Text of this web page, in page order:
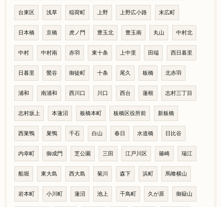
台東区 浅草 稲荷町 上野 上野広小路 末広町
日本橋 京橋 虎ノ門 豊玉北 豊玉南 丸山 中村北
中村 中村南 赤羽 東十条 上中里 田端 西日暮里
日暮里 鶯谷 御徒町 十条 尾久 板橋 北赤羽
浦和 南浦和 西川口 川口 西台 蓮根 志村三丁目
志村坂上 本蓮沼 板橋本町 板橋区役所前 新板橋
西巣鴨 巣鴨 千石 白山 春日 水道橋 日比谷
内幸町 御成門 芝公園 三田 江戸川区 篠崎 瑞江
船堀 東大島 西大島 菊川 森下 浜町 馬喰横山
岩本町 小川町 蓮沼 池上 千鳥町 久が原 御嶽山